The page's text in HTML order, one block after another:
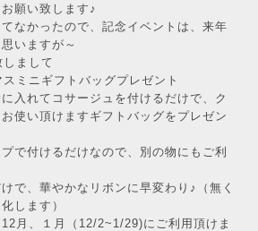
願い致します♪
なかったので、記念イベントは、来年
いますが～
まして
ミニギフトバッグプレゼント
入れてコサージュを付けるだけで、ク
使い頂けますギフトバッグをプレゼン
で付けるだけなので、別の物にもご利
で、華やかなリボンに早変わり♪（無く
します）
月、１月（12/2~1/29)にご利用頂けま